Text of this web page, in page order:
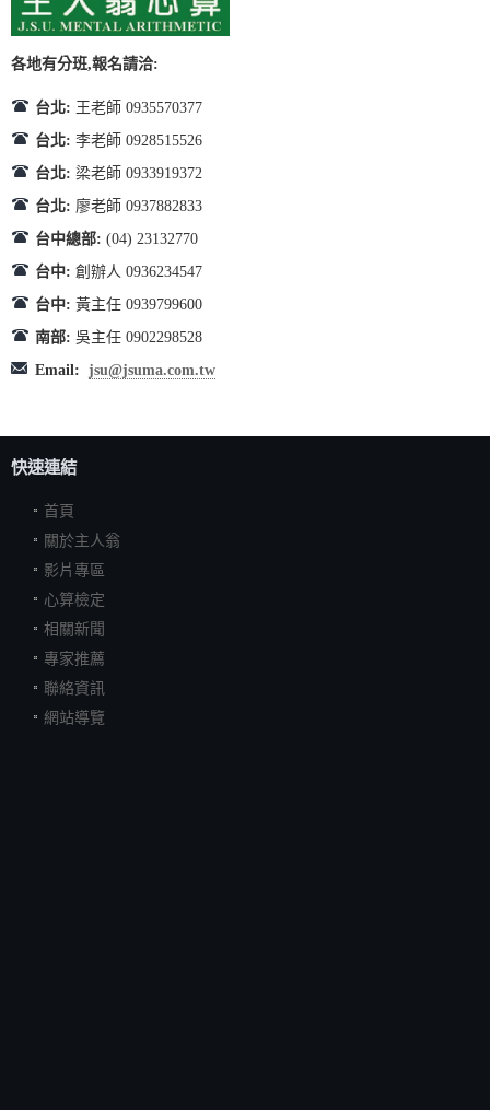
各地有分班,報名請洽:
台北: 王老師 0935570377
台北: 李老師 0928515526
台北: 梁老師 0933919372
台北: 廖老師 0937882833
台中總部: (04) 23132770
台中: 創辦人 0936234547
台中: 黃主任 0939799600
南部: 吳主任 0902298528
Email: jsu@jsuma.com.tw
快速連結
首頁
關於主人翁
影片專區
心算檢定
相關新聞
專家推薦
聯絡資訊
網站導覽